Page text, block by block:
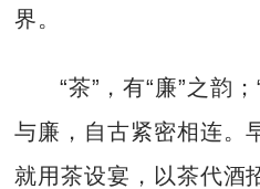
界。
“茶”，有“廉”之韵
与廉，自古紧密相连。
就用茶设宴，以茶代酒